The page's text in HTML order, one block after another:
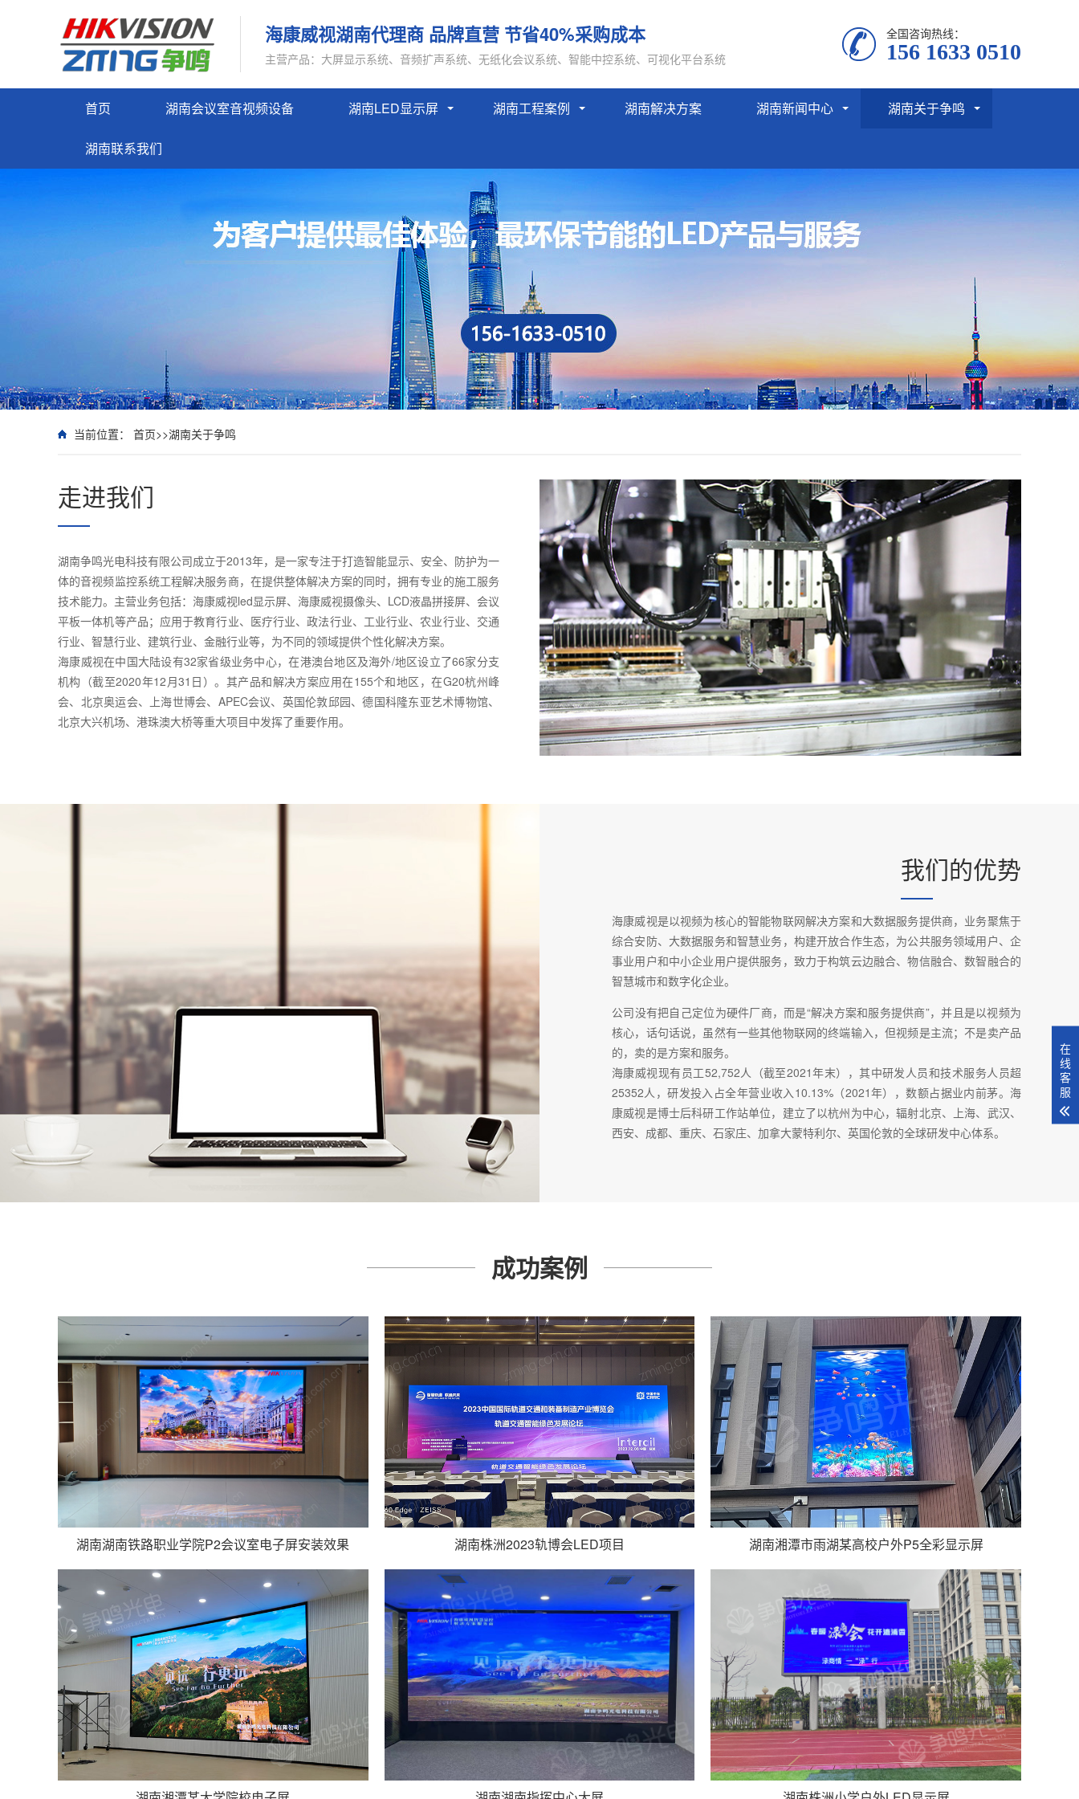
海康威视湖南代理商 品牌直营 节省40%采购成本
主营产品：大屏显示系统、音频扩声系统、无纸化会议系统、智能中控系统、可视化平台系统
全国咨询热线：
156 1633 0510
首页 湖南会议室音视频设备 湖南LED显示屏 湖南工程案例 湖南解决方案 湖南新闻中心 湖南关于争鸣
湖南联系我们
当前位置： 首页>>湖南关于争鸣
走进我们
湖南争鸣光电科技有限公司成立于2013年，是一家专注于打造智能显示、安全、防护为一
体的音视频监控系统工程解决服务商，在提供整体解决方案的同时，拥有专业的施工服务
技术能力。主营业务包括：海康威视led显示屏、海康威视摄像头、LCD液晶拼接屏、会议
平板一体机等产品；应用于教育行业、医疗行业、政法行业、工业行业、农业行业、交通
行业、智慧行业、建筑行业、金融行业等，为不同的领域提供个性化解决方案。
海康威视在中国大陆设有32家省级业务中心，在港澳台地区及海外/地区设立了66家分支
机构（截至2020年12月31日）。其产品和解决方案应用在155个和地区，在G20杭州峰
会、北京奥运会、上海世博会、APEC会议、英国伦敦邱园、德国科隆东亚艺术博物馆、
北京大兴机场、港珠澳大桥等重大项目中发挥了重要作用。
我们的优势
海康威视是以视频为核心的智能物联网解决方案和大数据服务提供商，业务聚焦于
综合安防、大数据服务和智慧业务，构建开放合作生态，为公共服务领域用户、企
事业用户和中小企业用户提供服务，致力于构筑云边融合、物信融合、数智融合的
智慧城市和数字化企业。
公司没有把自己定位为硬件厂商，而是“解决方案和服务提供商”，并且是以视频为
核心，话句话说，虽然有一些其他物联网的终端输入，但视频是主流；不是卖产品
的，卖的是方案和服务。
海康威视现有员工52,752人（截至2021年末），其中研发人员和技术服务人员超
25352人，研发投入占全年营业收入10.13%（2021年），数额占据业内前茅。海
康威视是博士后科研工作站单位，建立了以杭州为中心，辐射北京、上海、武汉、
西安、成都、重庆、石家庄、加拿大蒙特利尔、英国伦敦的全球研发中心体系。
成功案例
湖南湖南铁路职业学院P2会议室电子屏安装效果 湖南株洲2023轨博会LED项目 湖南湘潭市雨湖某高校户外P5全彩显示屏
在
线
客
服